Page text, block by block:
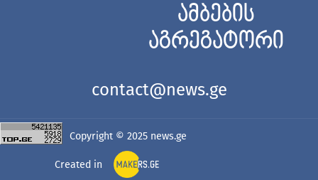
ამბების
აგრეგატორი
contact@news.ge
Copyright © 2025 news.ge
Created in